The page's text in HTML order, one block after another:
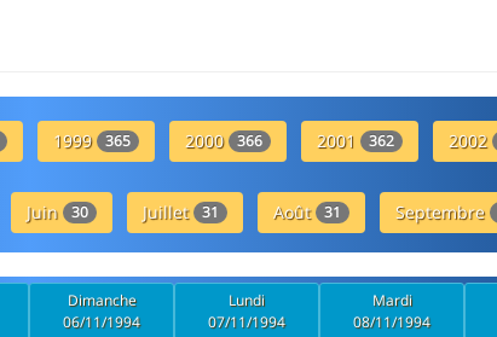
1999 365 2000 366 2001 362 2002
Juin 30 Juillet 31 Août 31 Septembre
Dimanche
06/11/1994
Lundi
07/11/1994
Mardi
08/11/1994